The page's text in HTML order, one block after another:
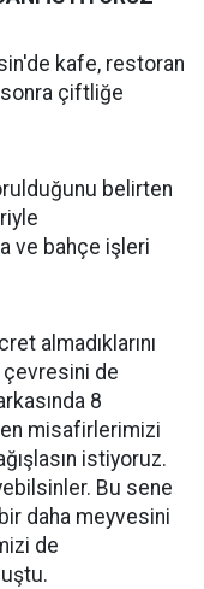
kafe, restoran
sonra çiftliğe
belirten
ve bahçe işleri
almadıklarını
çevresini de
8
misafirlerimizi
istiyoruz.
Bu sene
daha meyvesini
de